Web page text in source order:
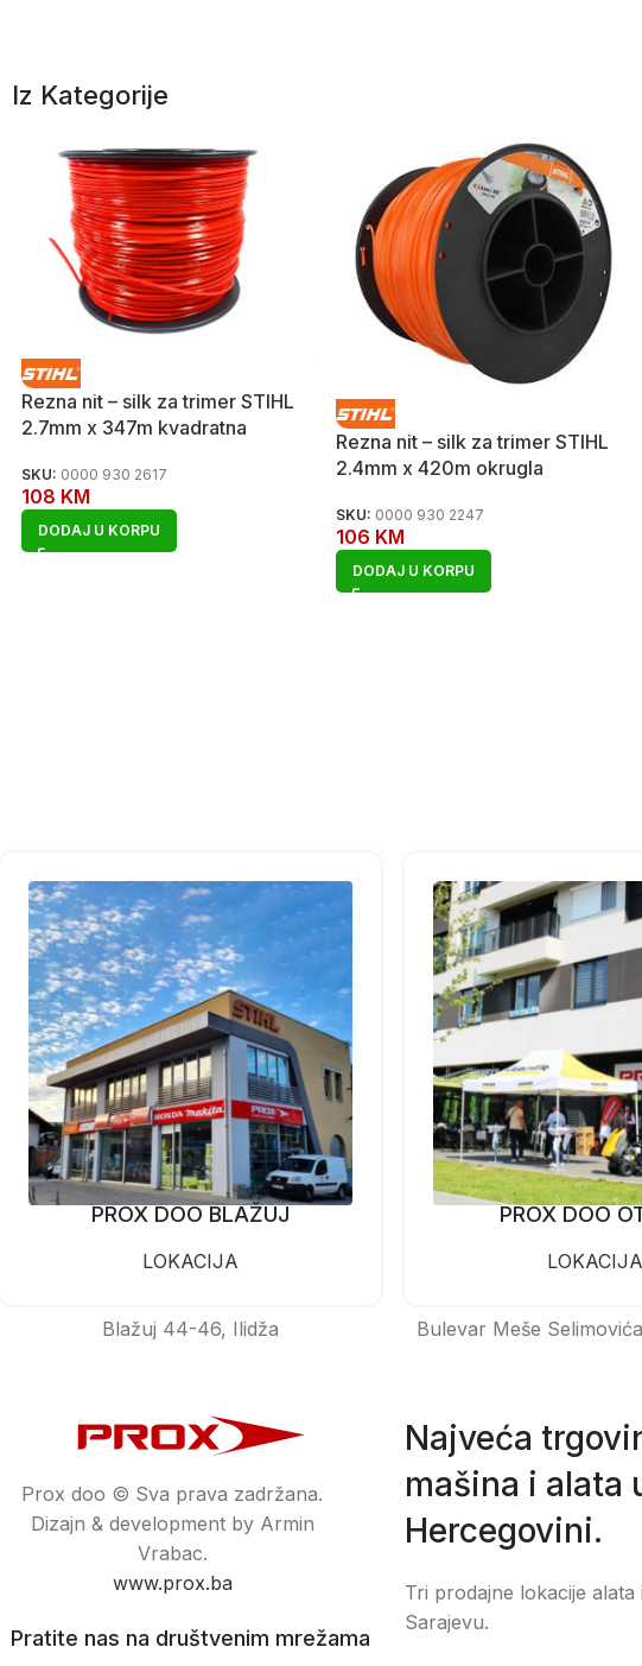
Iz Kategorije
Rezna nit – silk za trimer STIHL
2.7mm x 347m kvadratna
SKU: 0000 930 2617
108 KM
DODAJ U KORPU
Rezna nit – silk za trimer STIHL
2.4mm x 420m okrugla
SKU: 0000 930 2247
106 KM
DODAJ U KORPU
PROX DOO BLAŽUJ
LOKACIJA
Blažuj 44-46, Ilidža
PROX DOO
LOKACIJA
Bulevar Meše
Prox doo © Sva prava zadržana.
Dizajn & development by Armin
Vrabac.
www.prox.ba
Pratite nas na društvenim mrežama
Najveća
mašina i alata
Hercegovini.
Tri prodajne lokacije alata
Sarajevu.